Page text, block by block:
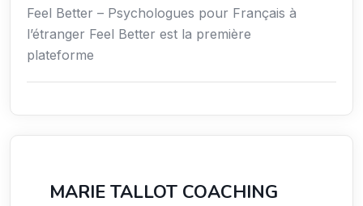
Feel Better – Psychologues pour Français à
l’étranger Feel Better est la première
plateforme
MARIE TALLOT COACHING